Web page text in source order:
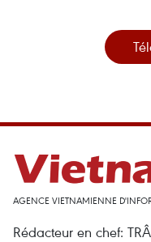
AGENCE VIETNAMIENNE
Rédacteur en chef: